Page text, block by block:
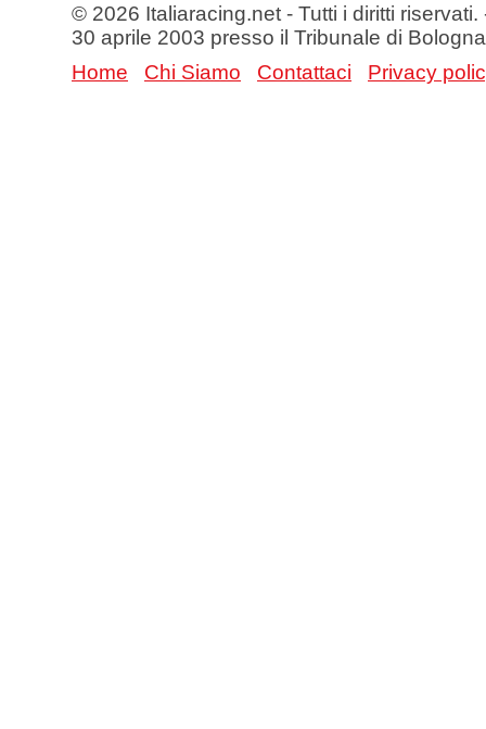
© 2026 Italiaracing.net - Tutti i diritti
30 aprile 2003 presso il Tribunale di Bologna
Home
Chi Siamo Contattaci Privacy